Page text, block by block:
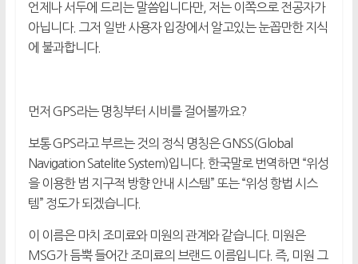
언제나 서두에 드리는 말씀입니다만, 저는 이쪽으로 전공자가
아닙니다. 그저 일반 사용자 입장에서 알고있는 눈꼽만한 지식
에 불과합니다.
먼저 GPS라는 명칭부터 시비를 걸어볼까요?
보통 GPS라고 부르는 것의 정식 명칭은 GNSS(Global
Navigation Satelite System)입니다. 한국말로 번역하면 “위성
을 이용한 범 지구적 방향 안내 시스템” 또는 “위성 항법 시스
템” 정도가 되겠습니다.
이 이름은 마치 조미료와 미원의 관계와 같습니다. 미원은
MSG가 듬뿍 들어간 조미료의 브랜드 이름입니다. 즉, 미원 그